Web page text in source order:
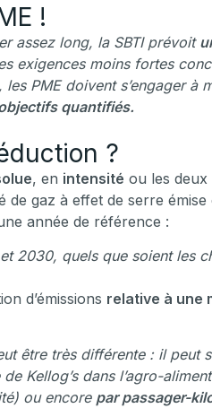
!
assez long, la SBTI prévoit
exigences moins fortes
PME doivent s’engager à
quantifiés.
?
, en intensité ou les deux
gaz à effet de serre émise
année de référence :
2030, quels que soient les
d’émissions relative à une
être très différente : il peut
Kellog’s dans l’agro-
ou encore par passager-